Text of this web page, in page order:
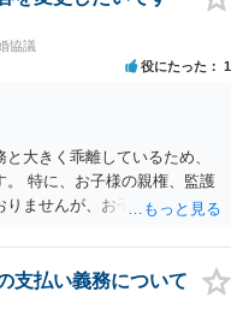
協議
役にたった 1
大きく乖離しているため、
特に、お子様の親権、監護
ませんが、お子様の権利を
法律相談でも多くあげられ
いう法律問題ですので、お近
勧めします。
支払い義務について